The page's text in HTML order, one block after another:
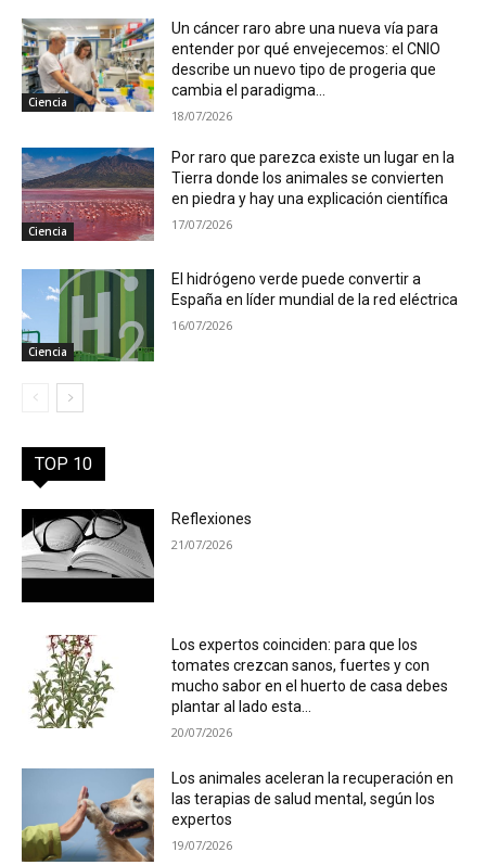
Ciencia
Un cáncer raro abre una nueva vía para
entender por qué envejecemos: el CNIO
describe un nuevo tipo de progeria que
cambia el paradigma...
18/07/2026
Ciencia
Por raro que parezca existe un lugar en la
Tierra donde los animales se convierten
en piedra y hay una explicación científica
17/07/2026
Ciencia
El hidrógeno verde puede convertir a
España en líder mundial de la red eléctrica
16/07/2026
TOP 10
Reflexiones
21/07/2026
Los expertos coinciden: para que los
tomates crezcan sanos, fuertes y con
mucho sabor en el huerto de casa debes
plantar al lado esta...
20/07/2026
Los animales aceleran la recuperación en
las terapias de salud mental, según los
expertos
19/07/2026